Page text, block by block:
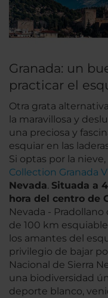
Granada: un
practicar el
Otra grata
la maravillosa y
una preciosa y
esquiar en las
Si optas por la
Collection Granada
Nevada. Situada a
hora del centro de
Nevada -
de 100 km
los amantes del
privilegio de bajar
Nacional de Sierra
una biodiversidad
deporte blanco,